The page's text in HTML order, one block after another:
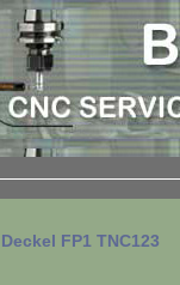
Deckel FP1 TNC123